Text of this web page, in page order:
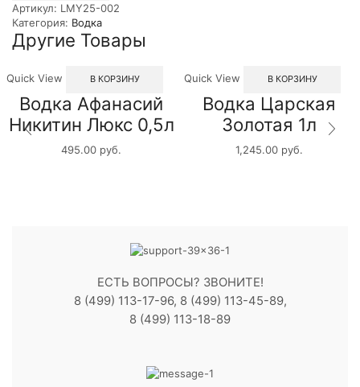
России
0.5л
Артикул: LMY25-002
Категория: Водка
Другие Товары
Quick View В КОРЗИНУ
Водка Афанасий
Никитин Люкс 0,5л
495.00 руб.
Quick View В КОРЗИНУ
Водка Царская
Золотая 1л
1,245.00 руб.
ЕСТЬ ВОПРОСЫ? ЗВОНИТЕ!
8 (499) 113-17-96, 8 (499) 113-45-89,
8 (499) 113-18-89